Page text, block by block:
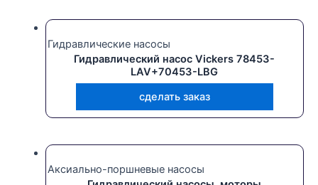
Гидравлические насосы
Гидравлический насос Vickers 78453-
LAV+70453-LBG
сделать заказ
Аксиально-поршневые насосы